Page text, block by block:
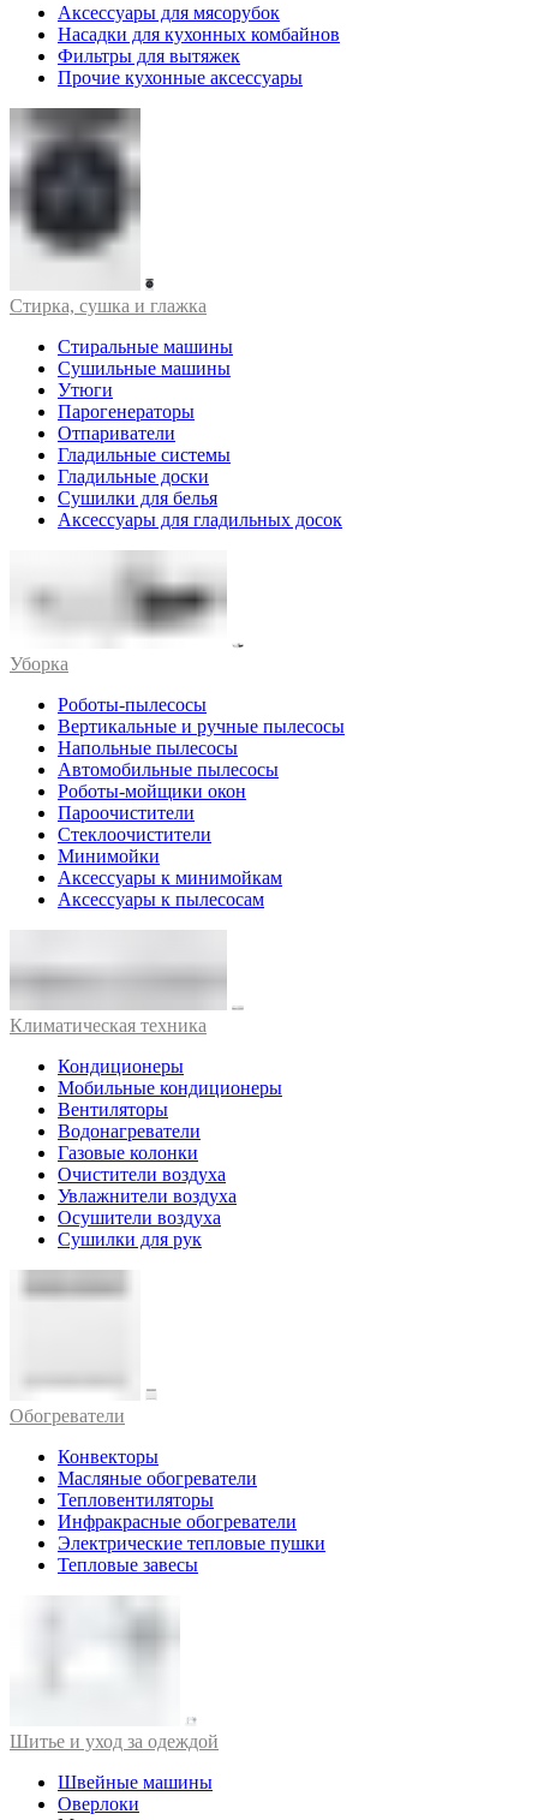
Аксессуары для мясорубок
Насадки для кухонных комбайнов
Фильтры для вытяжек
Прочие кухонные аксессуары
Стирка, сушка и глажка
Стиральные машины
Сушильные машины
Утюги
Парогенераторы
Отпариватели
Гладильные системы
Гладильные доски
Сушилки для белья
Аксессуары для гладильных досок
Уборка
Роботы-пылесосы
Вертикальные и ручные пылесосы
Напольные пылесосы
Автомобильные пылесосы
Роботы-мойщики окон
Пароочистители
Стеклоочистители
Минимойки
Аксессуары к минимойкам
Аксессуары к пылесосам
Климатическая техника
Кондиционеры
Мобильные кондиционеры
Вентиляторы
Водонагреватели
Газовые колонки
Очистители воздуха
Увлажнители воздуха
Осушители воздуха
Сушилки для рук
Обогреватели
Конвекторы
Масляные обогреватели
Тепловентиляторы
Инфракрасные обогреватели
Электрические тепловые пушки
Тепловые завесы
Шитье и уход за одеждой
Швейные машины
Оверлоки